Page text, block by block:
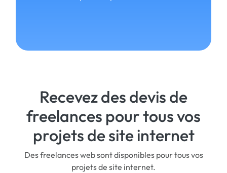
Recevez des devis de
freelances pour tous vos
projets de site internet
Des freelances web sont disponibles pour tous vos
projets de site internet.